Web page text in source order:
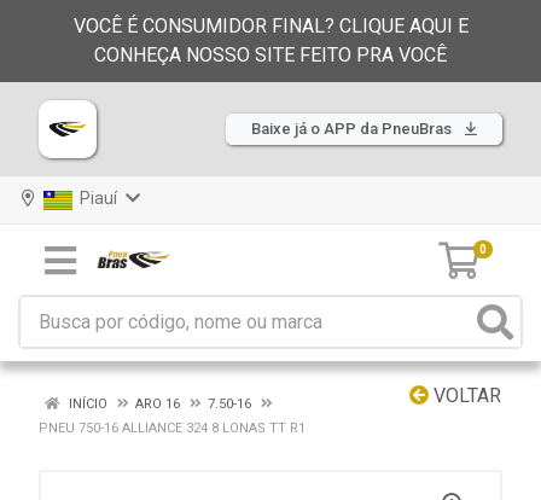
VOCÊ É CONSUMIDOR FINAL? CLIQUE AQUI E
CONHEÇA NOSSO SITE FEITO PRA VOCÊ
Baixe já o APP da PneuBras
Piauí
0
VOLTAR
INÍCIO ARO 16
7.50-16
PNEU 750-16 ALLIANCE 324 8 LONAS TT R1